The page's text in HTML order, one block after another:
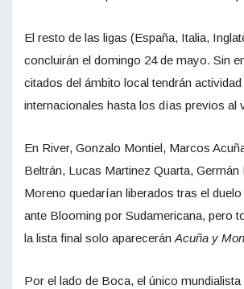
El resto de las ligas (España, Italia,
concluirán el domingo 24 de mayo. Sin
citados del ámbito local tendrán
internacionales hasta los días previos al
En River, Gonzalo Montiel, Marcos
Beltrán, Lucas Martinez Quarta, Germán
Moreno quedarían liberados tras el
ante Blooming por Sudamericana, pero
la lista final solo aparecerán Acuña y
Por el lado de Boca, el único mundialista